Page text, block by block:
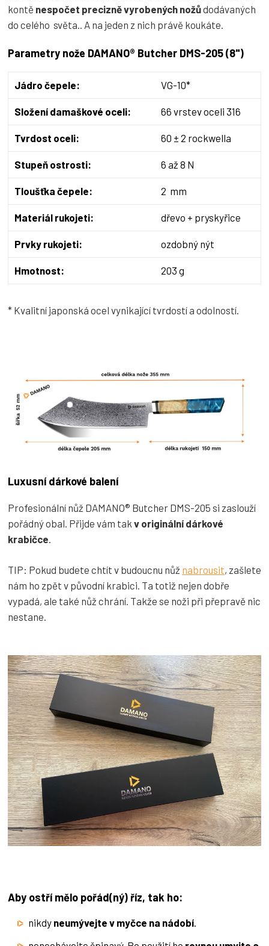
kontě nespočet precizně vyrobených nožůdodávaných
do celého světa.. A na jeden z nich právě koukáte.
Parametry nože DAMANO® Butcher DMS-205 (8")
Jádro čepele: VG-10*
Složení damaškové oceli: 66 vrstev oceli 316
Tvrdost oceli: 60 ± 2 rockwella
Stupeň ostrosti: 6 až 8 N
Tloušťka čepele: 2 mm
Materiál rukojeti: dřevo + pryskyřice
Prvky rukojeti: ozdobný nýt
Hmotnost: 203 g
* Kvalitní japonská ocel vynikající tvrdostí a odolností.
Luxusní dárkové balení
Profesionální nůž DAMANO® Butcher DMS-205 si zaslouží
pořádný obal. Přijde vám tak v originální dárkové
krabičce.
TIP: Pokud budete chtít v budoucnu nůž nabrousit, zašlete
nám ho zpět v původní krabici. Ta totiž nejen dobře
vypadá, ale také nůž chrání. Takže se noži při přepravě nic
nestane.
Aby ostří mělo pořád(ný) říz, tak ho:
nikdy neumývejte v myčce na nádobí.